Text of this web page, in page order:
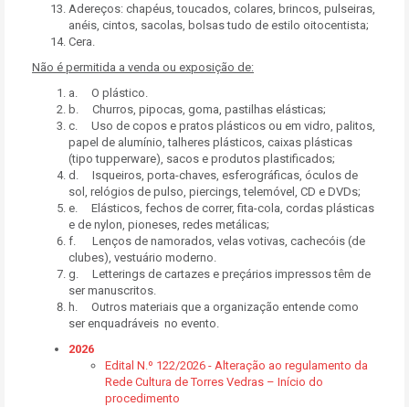
Adereços: chapéus, toucados, colares, brincos, pulseiras,
anéis, cintos, sacolas, bolsas tudo de estilo oitocentista;
Cera.
Não é permitida a venda ou exposição de:
a. O plástico.
b. Churros, pipocas, goma, pastilhas elásticas;
c. Uso de copos e pratos plásticos ou em vidro, palitos,
papel de alumínio, talheres plásticos, caixas plásticas
(tipo tupperware), sacos e produtos plastificados;
d. Isqueiros, porta-chaves, esferográficas, óculos de
sol, relógios de pulso, piercings, telemóvel, CD e DVDs;
e. Elásticos, fechos de correr, fita-cola, cordas plásticas
e de nylon, pioneses, redes metálicas;
f. Lenços de namorados, velas votivas, cachecóis (de
clubes), vestuário moderno.
g. Letterings de cartazes e preçários impressos têm de
ser manuscritos.
h. Outros materiais que a organização entende como
ser enquadráveis no evento.
2026
Edital N.º 122/2026 - Alteração ao regulamento da
Rede Cultura de Torres Vedras – Início do
procedimento